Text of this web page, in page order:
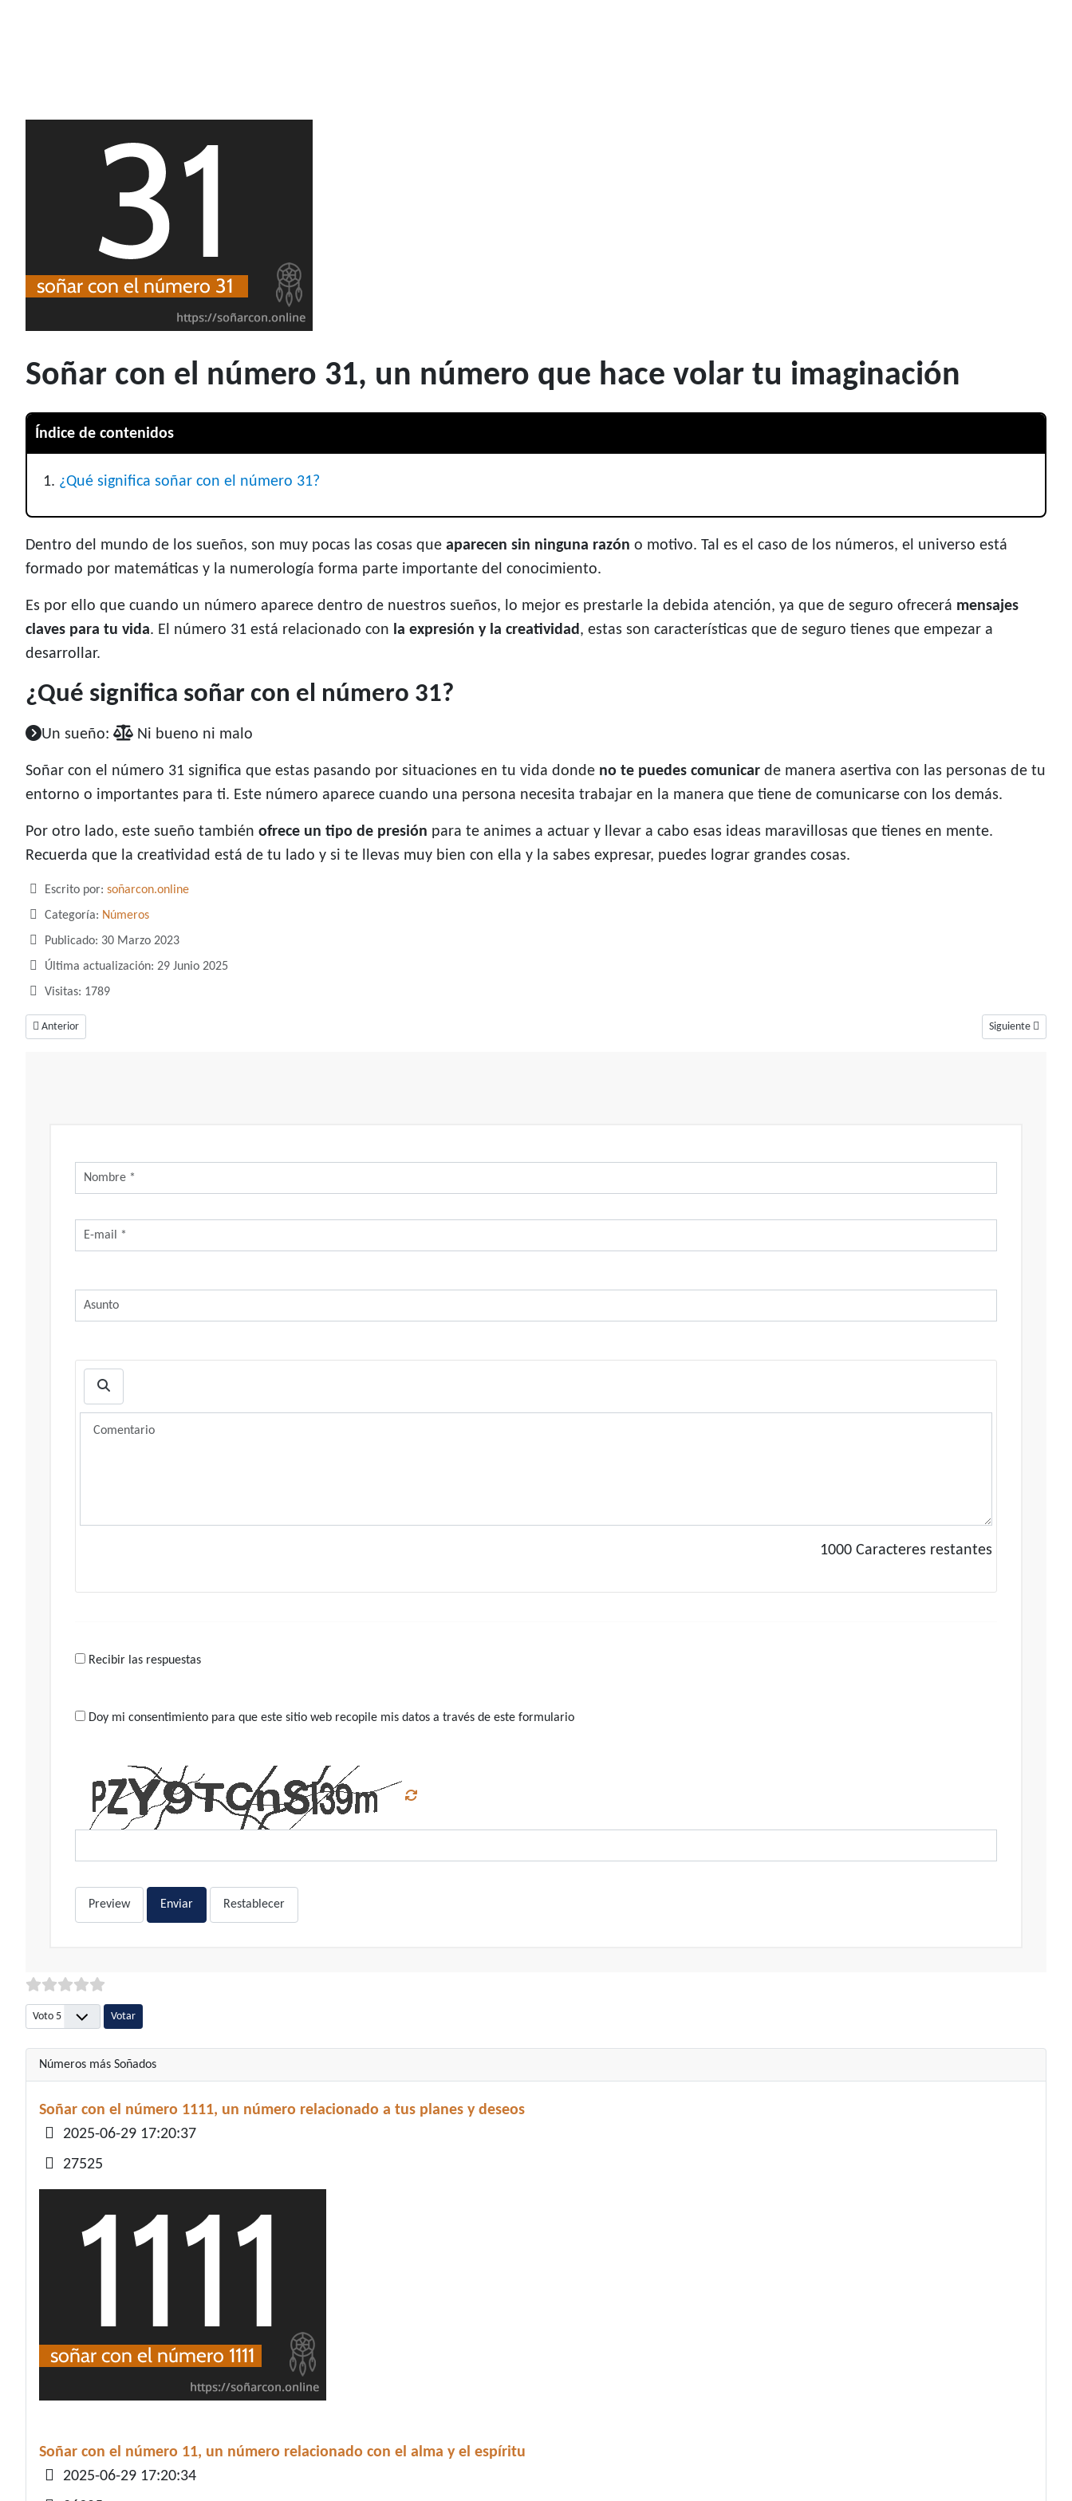
Soñar con el número 31, un número que hace volar tu imaginación
Índice de contenidos
¿Qué significa soñar con el número 31?
Dentro del mundo de los sueños, son muy pocas las cosas que aparecen sin ninguna razón o motivo. Tal es el caso de los números, el universo está
formado por matemáticas y la numerología forma parte importante del conocimiento.
Es por ello que cuando un número aparece dentro de nuestros sueños, lo mejor es prestarle la debida atención, ya que de seguro ofrecerá mensajes
claves para tu vida. El número 31 está relacionado con la expresión y la creatividad, estas son características que de seguro tienes que empezar a
desarrollar.
¿Qué significa soñar con el número 31?
Un sueño: Ni bueno ni malo
Soñar con el número 31 significa que estas pasando por situaciones en tu vida donde no te puedes comunicar de manera asertiva con las personas de tu
entorno o importantes para ti. Este número aparece cuando una persona necesita trabajar en la manera que tiene de comunicarse con los demás.
Por otro lado, este sueño también ofrece un tipo de presión para te animes a actuar y llevar a cabo esas ideas maravillosas que tienes en mente.
Recuerda que la creatividad está de tu lado y si te llevas muy bien con ella y la sabes expresar, puedes lograr grandes cosas.
Detalles
Escrito por: soñarcon.online
Categoría: Números
Publicado: 30 Marzo 2023
Última actualización: 29 Junio 2025
Visitas: 1789
Artículo anterior: Soñar con el número 30, un número de espontaneidad y expresión
Anterior Artículo siguiente:
Siguiente
1000 Caracteres restantes
Recibir las respuestas
Doy mi consentimiento para que este sitio web recopile mis datos a través de este formulario
Preview Enviar Restablecer
Por favor, vote
Números más Soñados
Soñar con el número 1111, un número relacionado a tus planes y deseos
Detalles
2025-06-29 17:20:37
27525
Soñar con el número 11, un número relacionado con el alma y el espíritu
Detalles
2025-06-29 17:20:34